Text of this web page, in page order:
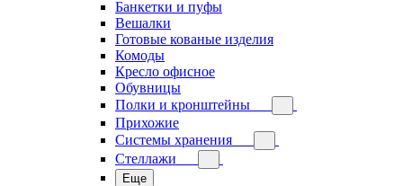
Банкетки и пуфы
Вешалки
Готовые кованые изделия
Комоды
Кресло офисное
Обувницы
Полки и кронштейны
Прихожие
Системы хранения
Стеллажи
Еще